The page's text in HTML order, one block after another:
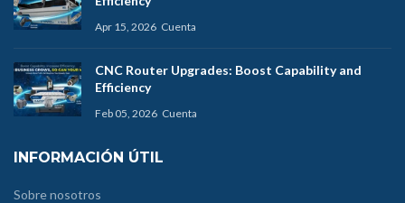
Apr 15, 2026 Cuenta
CNC Router Upgrades: Boost Capability and
Efficiency
Feb 05, 2026 Cuenta
INFORMACIÓN ÚTIL
Sobre nosotros